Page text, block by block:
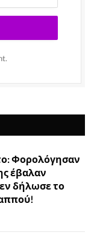
Φορολόγησαν
έβαλαν
δήλωσε το